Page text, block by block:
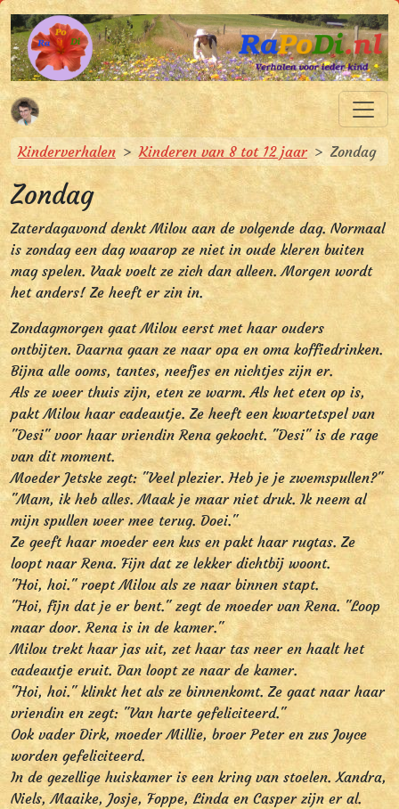
Spring naar hoofdinhoud
Spring naar hoofdnavigatie
RaPoDi.nl
Verhalen voor ieder kind
U bevindt zich hier:
Kinderverhalen Kinderen van 8 tot 12 jaar Zondag
Zondag
Zaterdagavond denkt Milou aan de volgende dag. Normaal
is zondag een dag waarop ze niet in oude kleren buiten
mag spelen. Vaak voelt ze zich dan alleen. Morgen wordt
het anders! Ze heeft er zin in.
Zondagmorgen gaat Milou eerst met haar ouders
ontbijten. Daarna gaan ze naar opa en oma koffiedrinken.
Bijna alle ooms, tantes, neefjes en nichtjes zijn er.
Als ze weer thuis zijn, eten ze warm. Als het eten op is,
pakt Milou haar cadeautje. Ze heeft een kwartetspel van
"Desi" voor haar vriendin Rena gekocht. "Desi" is de rage
van dit moment.
Moeder Jetske zegt: "Veel plezier. Heb je je zwemspullen?"
"Mam, ik heb alles. Maak je maar niet druk. Ik neem al
mijn spullen weer mee terug. Doei."
Ze geeft haar moeder een kus en pakt haar rugtas. Ze
loopt naar Rena. Fijn dat ze lekker dichtbij woont.
"Hoi, hoi." roept Milou als ze naar binnen stapt.
"Hoi, fijn dat je er bent." zegt de moeder van Rena. "Loop
maar door. Rena is in de kamer."
Milou trekt haar jas uit, zet haar tas neer en haalt het
cadeautje eruit. Dan loopt ze naar de kamer.
"Hoi, hoi." klinkt het als ze binnenkomt. Ze gaat naar haar
vriendin en zegt: "Van harte gefeliciteerd."
Ook vader Dirk, moeder Millie, broer Peter en zus Joyce
worden gefeliciteerd.
In de gezellige huiskamer is een kring van stoelen. Xandra,
Niels, Maaike, Josje, Foppe, Linda en Casper zijn er al.